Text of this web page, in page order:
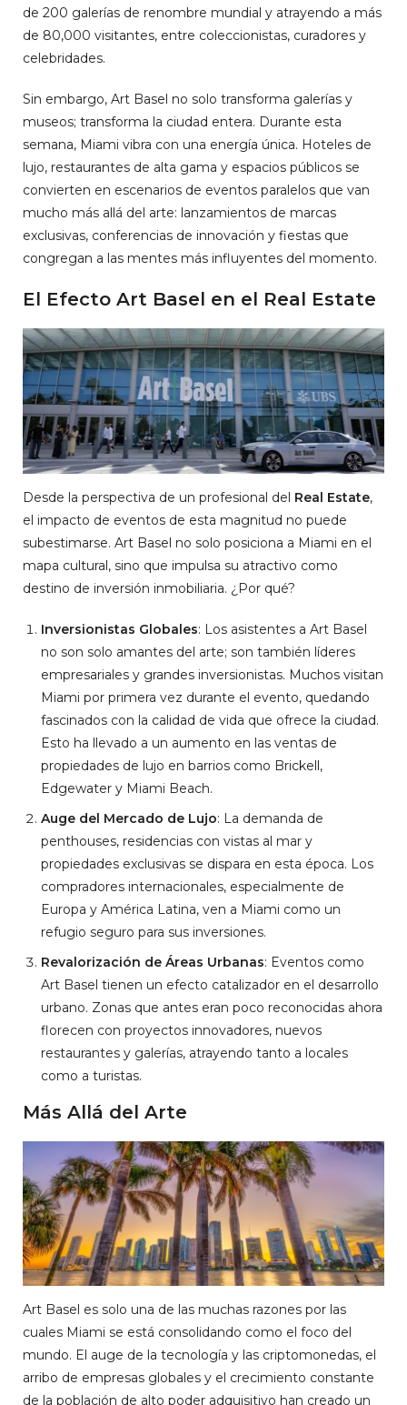
de 200 galerías de renombre mundial y atrayendo a más
de 80,000 visitantes, entre coleccionistas, curadores y
celebridades.
Sin embargo, Art Basel no solo transforma galerías y
museos; transforma la ciudad entera. Durante esta
semana, Miami vibra con una energía única. Hoteles de
lujo, restaurantes de alta gama y espacios públicos se
convierten en escenarios de eventos paralelos que van
mucho más allá del arte: lanzamientos de marcas
exclusivas, conferencias de innovación y fiestas que
congregan a las mentes más influyentes del momento.
El Efecto Art Basel en el Real Estate
Desde la perspectiva de un profesional del Real Estate,
el impacto de eventos de esta magnitud no puede
subestimarse. Art Basel no solo posiciona a Miami en el
mapa cultural, sino que impulsa su atractivo como
destino de inversión inmobiliaria. ¿Por qué?
Inversionistas Globales: Los asistentes a Art Basel
no son solo amantes del arte; son también líderes
empresariales y grandes inversionistas. Muchos visitan
Miami por primera vez durante el evento, quedando
fascinados con la calidad de vida que ofrece la ciudad.
Esto ha llevado a un aumento en las ventas de
propiedades de lujo en barrios como Brickell,
Edgewater y Miami Beach.
Auge del Mercado de Lujo: La demanda de
penthouses, residencias con vistas al mar y
propiedades exclusivas se dispara en esta época. Los
compradores internacionales, especialmente de
Europa y América Latina, ven a Miami como un
refugio seguro para sus inversiones.
Revalorización de Áreas Urbanas: Eventos como
Art Basel tienen un efecto catalizador en el desarrollo
urbano. Zonas que antes eran poco reconocidas ahora
florecen con proyectos innovadores, nuevos
restaurantes y galerías, atrayendo tanto a locales
como a turistas.
Más Allá del Arte
Art Basel es solo una de las muchas razones por las
cuales Miami se está consolidando como el foco del
mundo. El auge de la tecnología y las criptomonedas, el
arribo de empresas globales y el crecimiento constante
de la población de alto poder adquisitivo han creado un